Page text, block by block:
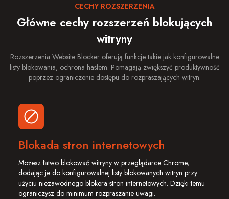
CECHY ROZSZERZENIA
Główne cechy rozszerzeń blokujących
witryny
Rozszerzenia Website Blocker oferują funkcje takie jak konfigurowalne
listy blokowania, ochrona hasłem. Pomagają zwiększyć produktywność
poprzez ograniczenie dostępu do rozpraszających witryn.
Blokada stron internetowych
Możesz łatwo blokować witryny w przeglądarce Chrome,
dodając je do konfigurowalnej listy blokowanych witryn przy
użyciu niezawodnego blokera stron internetowych. Dzięki temu
ograniczysz do minimum rozpraszanie uwagi.